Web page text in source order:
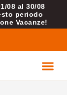
08 al 30/08
periodo
Vacanze!